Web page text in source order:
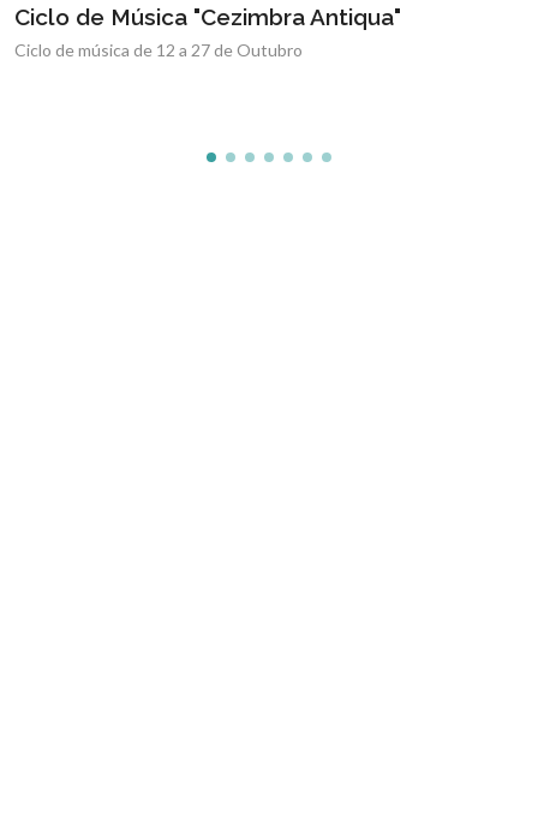
Renovação de Matrícula